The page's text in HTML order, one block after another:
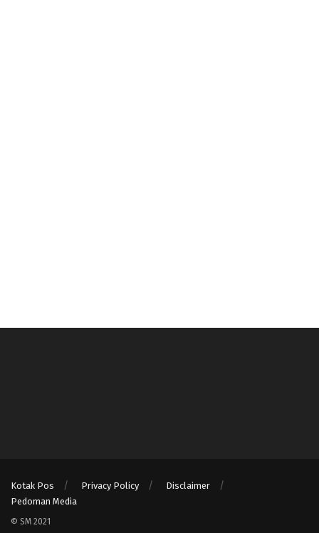
Kotak Pos Privacy Policy
Disclaimer
Pedoman Media
© SM 2021